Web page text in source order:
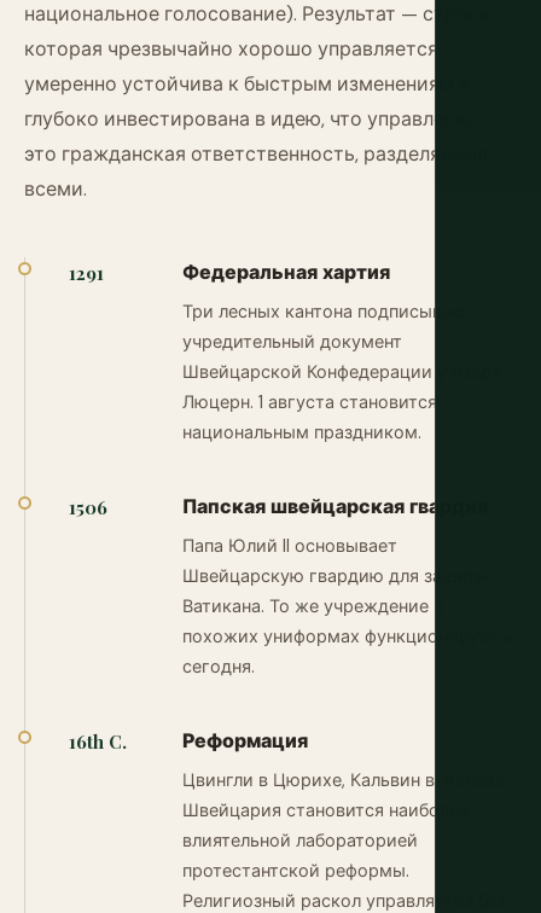
национальное голосование). Результат — страна,
которая чрезвычайно хорошо управляется,
умеренно устойчива к быстрым изменениям и
глубоко инвестирована в идею, что управление —
это гражданская ответственность, разделяемая
всеми.
1291 Федеральная хартия
Три лесных кантона подписывают
учредительный документ
Швейцарской Конфедерации у озера
Люцерн. 1 августа становится
национальным праздником.
1506 Папская швейцарская гвардия
Папа Юлий II основывает
Швейцарскую гвардию для защиты
Ватикана. То же учреждение в
похожих униформах функционирует и
сегодня.
16th C. Реформация
Цвингли в Цюрихе, Кальвин в Женеве.
Швейцария становится наиболее
влиятельной лабораторией
протестантской реформы.
Религиозный раскол управляется без